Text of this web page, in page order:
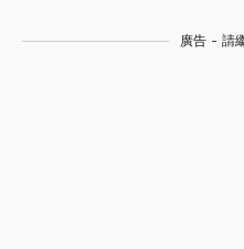
廣告 - 請